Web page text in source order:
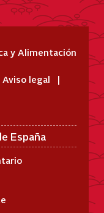
y Alimentación
Aviso legal
España